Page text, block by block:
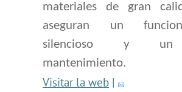
materiales de gran
aseguran un
silencioso y
mantenimiento.
Visitar la web |